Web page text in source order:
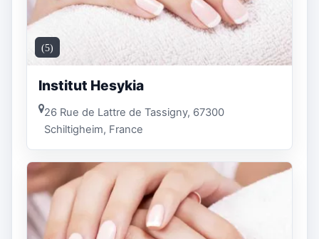
(5)
Institut Hesykia
26 Rue de Lattre de Tassigny, 67300
Schiltigheim, France